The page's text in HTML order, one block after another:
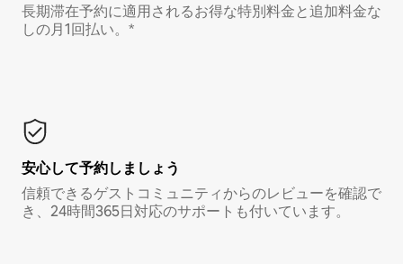
長期滞在予約に適用されるお得な特別料金と追加料金な
しの月1回払い。*
安心して予約しましょう
信頼できるゲストコミュニティからのレビューを確認で
き、24時間365日対応のサポートも付いています。